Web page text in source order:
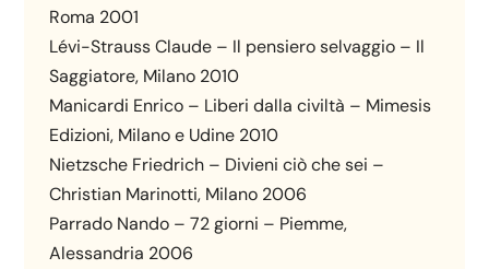
Roma 2001
Lévi-Strauss Claude – Il pensiero selvaggio – Il
Saggiatore, Milano 2010
Manicardi Enrico – Liberi dalla civiltà – Mimesis
Edizioni, Milano e Udine 2010
Nietzsche Friedrich – Divieni ciò che sei –
Christian Marinotti, Milano 2006
Parrado Nando – 72 giorni – Piemme,
Alessandria 2006